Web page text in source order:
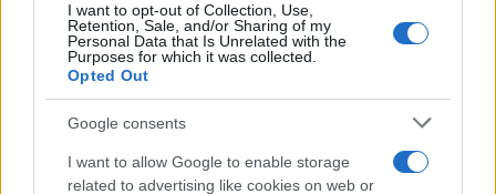
I want to opt-out of Collection, Use,
Retention, Sale, and/or Sharing of my
Personal Data that Is Unrelated with the
Purposes for which it was collected.
Opted Out
Google consents
I want to allow Google to enable storage
related to advertising like cookies on web or